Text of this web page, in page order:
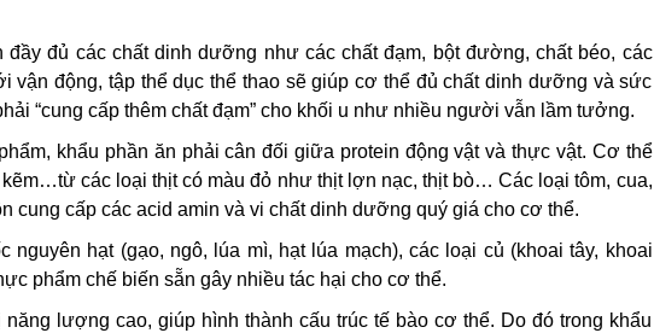
đủ các chất dinh dưỡng như các chất đạm, bột đường, chất béo, các
vận động, tập thể dục thể thao sẽ giúp cơ thể đủ chất dinh dưỡng và sức
“cung cấp thêm chất đạm” cho khối u như nhiều người vẫn lầm tưởng.
khẩu phần ăn phải cân đối giữa protein động vật và thực vật. Cơ thể
các loại thịt có màu đỏ như thịt lợn nạc, thịt bò… Các loại tôm, cua,
cung cấp các acid amin và vi chất dinh dưỡng quý giá cho cơ thể.
nguyên hạt (gạo, ngô, lúa mì, hạt lúa mạch), các loại củ (khoai tây, khoai
phẩm chế biến sẵn gây nhiều tác hại cho cơ thể.
năng lượng cao, giúp hình thành cấu trúc tế bào cơ thể. Do đó trong khẩu